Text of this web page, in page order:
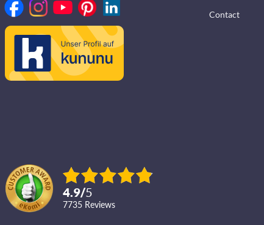
4.9/5
7735 reviews
Contact